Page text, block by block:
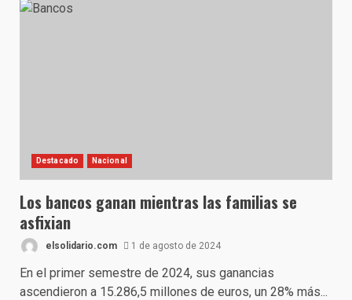
Destacado Nacional
Los bancos ganan mientras las familias se
asfixian
elsolidario.com 1 de agosto de 2024
En el primer semestre de 2024, sus ganancias
ascendieron a 15.286,5 millones de euros, un 28% más...